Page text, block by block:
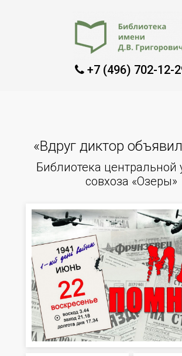
+7 (496) 702-12-
«Вдруг диктор
Библиотека центральной
совхоза «Озеры»